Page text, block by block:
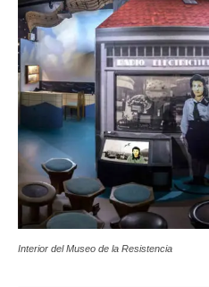
Interior del Museo de la Resistencia